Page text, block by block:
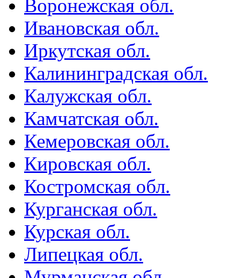
Воронежская обл.
Ивановская обл.
Иркутская обл.
Калининградская обл.
Калужская обл.
Камчатская обл.
Кемеровская обл.
Кировская обл.
Костромская обл.
Курганская обл.
Курская обл.
Липецкая обл.